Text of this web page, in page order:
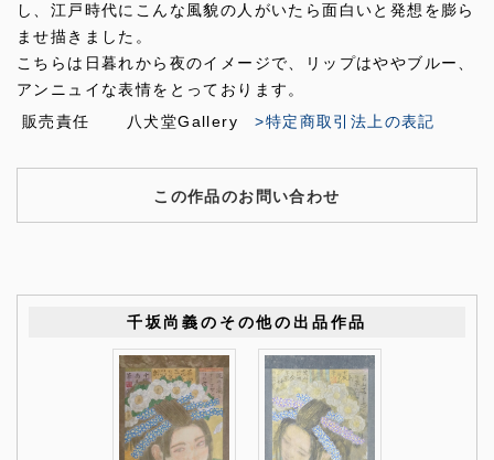
し、江戸時代にこんな風貌の人がいたら面白いと発想を膨ら
ませ描きました。
こちらは日暮れから夜のイメージで、リップはややブルー、
アンニュイな表情をとっております。
販売責任
八犬堂Gallery>特定商取引法上の表記
この作品のお問い合わせ
千坂尚義のその他の出品作品